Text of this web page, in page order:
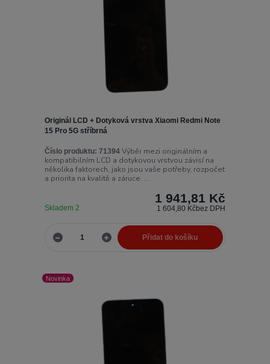
Originál LCD + Dotyková vrstva Xiaomi Redmi Note
15 Pro 5G stříbrná
Číslo produktu: 71394Výběr mezi originálním a
kompatibilním LCD a dotykovou vrstvou závisí na
několika faktorech, jako jsou vaše potřeby, rozpočet
a priorita na kvalitě a záruce. ...
1 941,81 Kč
1 604,80 Kčbez DPH
Skladem 2
Přidat do košíku
Novinka